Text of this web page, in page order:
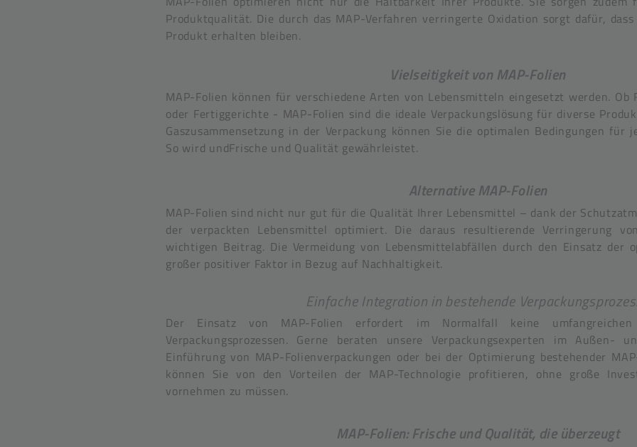
Produktqualität. Die durch das MAP-Verfahren verringerte Oxidation sorgt dafür,
Produkt erhalten bleiben.
Vielseitigkeit von MAP-Folien
MAP-Folien können für verschiedene Arten von Lebensmitteln eingesetzt werden. Ob
oder Fertiggerichte - MAP-Folien sind die ideale Verpackungslösung für diverse
Gaszusammensetzung in der Verpackung können Sie die optimalen Bedingungen für
So wird undFrische und Qualität gewährleistet.
Alternative MAP-Folien
MAP-Folien sind nicht nur gut für die Qualität Ihrer Lebensmittel – dank der
der verpackten Lebensmittel optimiert. Die daraus resultierende Verringerung
wichtigen Beitrag. Die Vermeidung von Lebensmittelabfällen durch den Einsatz der
großer positiver Faktor in Bezug auf Nachhaltigkeit.
Einfache Integration in bestehende
Der Einsatz von MAP-Folien erfordert im Normalfall keine
Verpackungsprozessen. Gerne beraten unsere Verpackungsexperten im Außen-
Einführung von MAP-Folienverpackungen oder bei der Optimierung bestehender
können Sie von den Vorteilen der MAP-Technologie profitieren, ohne große
vornehmen zu müssen.
MAP-Folien: Frische und Qualität, die überzeugt